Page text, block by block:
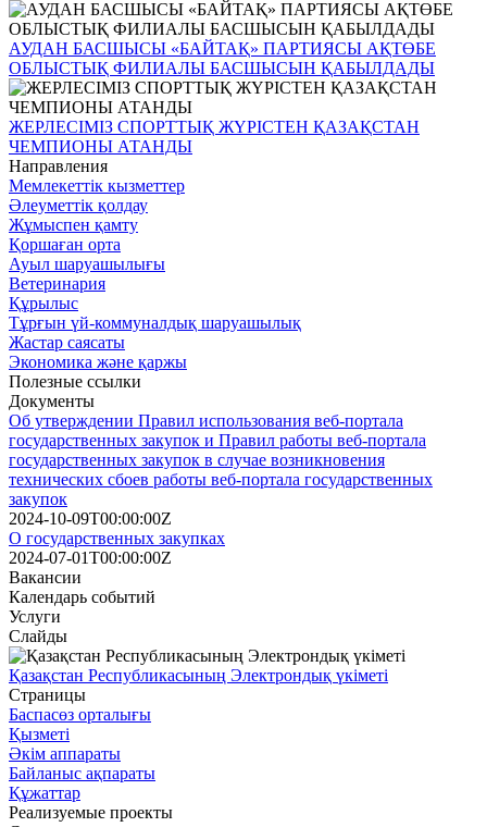
АУДАН БАСШЫСЫ «БАЙТАҚ» ПАРТИЯСЫ АҚТӨБЕ
ОБЛЫСТЫҚ ФИЛИАЛЫ БАСШЫСЫН ҚАБЫЛДАДЫ
ЖЕРЛЕСІМІЗ СПОРТТЫҚ ЖҮРІСТЕН ҚАЗАҚСТАН
ЧЕМПИОНЫ АТАНДЫ
Направления
Мемлекеттік кызметтер
Әлеуметтік қолдау
Жұмыспен қамту
Қоршаған орта
Ауыл шаруашылығы
Ветеринария
Құрылыс
Тұрғын үй-коммуналдық шаруашылық
Жастар саясаты
Экономика және қаржы
Полезные ссылки
Документы
Об утверждении Правил использования веб-портала
государственных закупок и Правил работы веб-портала
государственных закупок в случае возникновения
технических сбоев работы веб-портала государственных
закупок
2024-10-09T00:00:00Z
О государственных закупках
2024-07-01T00:00:00Z
Вакансии
Календарь событий
Услуги
Слайды
Қазақстан Республикасының Электрондық үкіметі
Страницы
Баспасөз орталығы
Қызметі
Әкім аппараты
Байланыс ақпараты
Құжаттар
Реализуемые проекты